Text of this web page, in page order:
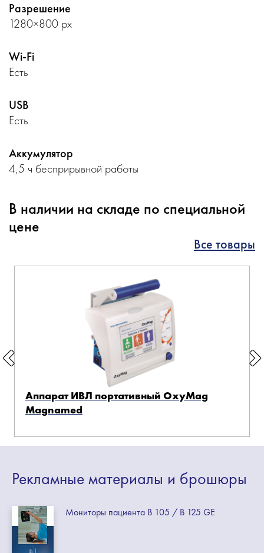
Разрешение
1280×800 px
Wi-Fi
Есть
USB
Есть
Аккумулятор
4,5 ч бесприрывной работы
В наличии на складе по специальной
цене
Все товары
Аппарат ИВЛ портативный OxyMag
Magnamed
Рекламные материалы и брошюры
Мониторы пациента B 105 / B 125 GE